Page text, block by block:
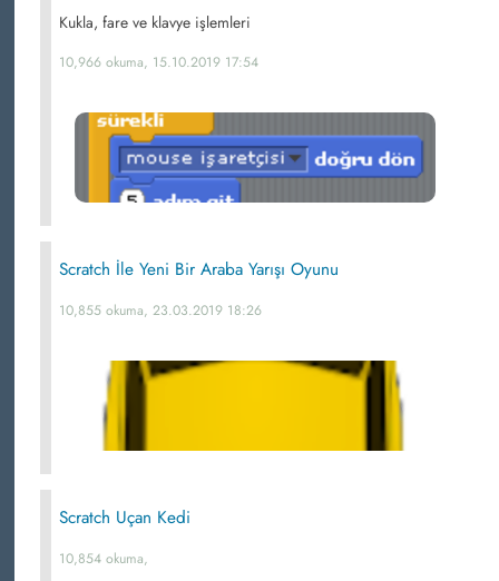
Kukla, fare ve klavye işlemleri
10,966 okuma, 15.10.2019 17:54
Scratch İle Yeni Bir Araba Yarışı Oyunu
10,855 okuma, 23.03.2019 18:26
Scratch Uçan Kedi
10,854 okuma,